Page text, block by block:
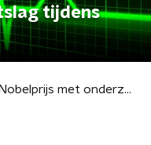
tijdens
Miranda wint Ig Nobelprijs met onderzoek naar hartslag tijdens dates